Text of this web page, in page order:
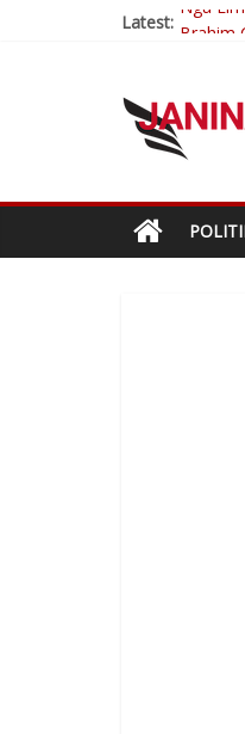
Latest: Brahim
Nga